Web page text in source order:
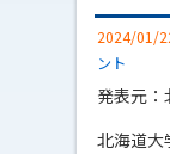
2024/01/
ント
発表元：
北海道大